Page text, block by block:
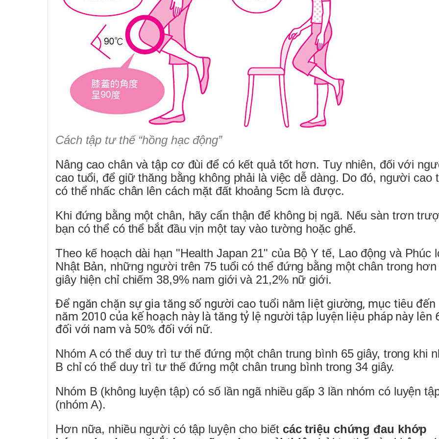
Cách tập tư thế “hồng hạc động”
Nâng cao chân và tập cơ đùi để có kết quả tốt hơn. Tuy nhiên, đối với
cao tuổi, để giữ thăng bằng không phải là việc dễ dàng. Do đó, người cao
có thể nhấc chân lên cách mặt đất khoảng 5cm là được.
Khi đứng bằng một chân, hãy cẩn thận để không bị ngã. Nếu sàn trơn
bạn có thể có thể bắt đầu vịn một tay vào tường hoặc ghế.
Theo kế hoạch dài hạn "Health Japan 21" của Bộ Y tế, Lao động và Phúc
Nhật Bản, những người trên 75 tuổi có thể đứng bằng một chân trong hơn
giây hiện chỉ chiếm 38,9% nam giới và 21,2% nữ giới.
Để ngăn chặn sự gia tăng số người cao tuổi nằm liệt giường, mục tiêu đến
năm 2010 của kế hoạch này là tăng tỷ lệ người tập luyện liệu pháp này lên
đối với nam và 50% đối với nữ.
Nhóm A có thể duy trì tư thế đứng một chân trung bình 65 giây, trong khi
B chỉ có thể duy trì tư thế đứng một chân trung bình trong 34 giây.
Nhóm B (không luyện tập) có số lần ngã nhiều gấp 3 lần nhóm có luyện
(nhóm A).
Hơn nữa, nhiều người có tập luyện cho biết các triệu chứng đau khớp